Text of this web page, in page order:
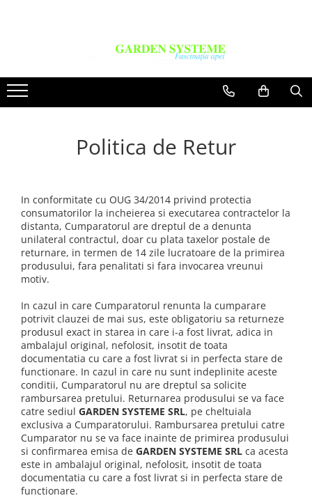
Membrana EPDM
Accesorii Lipit
Politica de Retur
In conformitate cu OUG 34/2014 privind protectia
consumatorilor la incheierea si executarea contractelor la
distanta, Cumparatorul are dreptul de a denunta
unilateral contractul, doar cu plata taxelor postale de
returnare, in termen de 14 zile lucratoare de la primirea
produsului, fara penalitati si fara invocarea vreunui
motiv.
In cazul in care Cumparatorul renunta la cumparare
potrivit clauzei de mai sus, este obligatoriu sa returneze
produsul exact in starea in care i-a fost livrat, adica in
ambalajul original, nefolosit, insotit de toata
documentatia cu care a fost livrat si in perfecta stare de
functionare. In cazul in care nu sunt indeplinite aceste
conditii, Cumparatorul nu are dreptul sa solicite
rambursarea pretului. Returnarea produsului se va face
catre sediul GARDEN SYSTEME SRL, pe cheltuiala
exclusiva a Cumparatorului. Rambursarea pretului catre
Cumparator nu se va face inainte de primirea produsului
si confirmarea emisa de GARDEN SYSTEME SRL ca acesta
este in ambalajul original, nefolosit, insotit de toata
documentatia cu care a fost livrat si in perfecta stare de
functionare.